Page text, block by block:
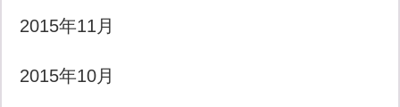
2015年11月
2015年10月